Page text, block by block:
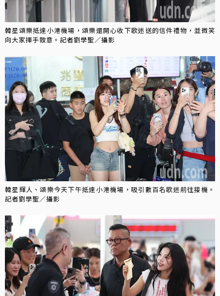
韓星頌樂抵達小港機場，頌樂還開心收下歌迷送的信件禮物，並微笑
向大家揮手致意。記者劉學聖／攝影
韓星輝人、頌樂今天下午抵達小港機場，吸引數百名歌迷前往接機。
記者劉學聖／攝影